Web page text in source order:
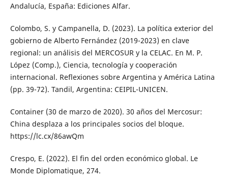
Andalucía, España: Ediciones Alfar.
Colombo, S. y Campanella, D. (2023). La política exterior del
gobierno de Alberto Fernández (2019-2023) en clave
regional: un análisis del MERCOSUR y la CELAC. En M. P.
López (Comp.), Ciencia, tecnología y cooperación
internacional. Reflexiones sobre Argentina y América Latina
(pp. 39-72). Tandil, Argentina: CEIPIL-UNICEN.
Container (30 de marzo de 2020). 30 años del Mercosur:
China desplaza a los principales socios del bloque.
https://lc.cx/86awQm
Crespo, E. (2022). El fin del orden económico global. Le
Monde Diplomatique, 274.